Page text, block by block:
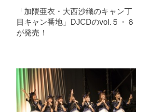
「加隈亜衣・大西沙織のキャン丁
目キャン番地」DJCDのvol.５・６
が発売！